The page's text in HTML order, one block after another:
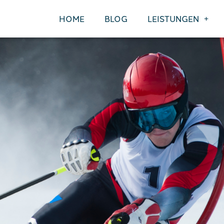
HOME BLOG LEISTUNGEN